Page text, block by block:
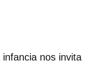
nos invita